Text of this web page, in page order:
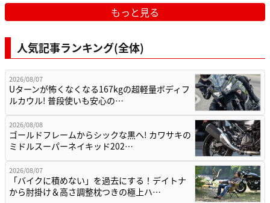
もっと見る
人気記事ランキング(全体)
2026/08/07
Uターンが怖くなくなる167kgの超軽量ボディフ
ルカウル! 普段使いも安心の…
2026/08/08
ゴールドフレームからシックな黒へ! カワサキの
ミドルスーパーネイキッド202…
2026/08/07
「バイクに積めない」を過去にする！デイトナ
から肘掛け＆高さ調整枕つきの極上ハ…